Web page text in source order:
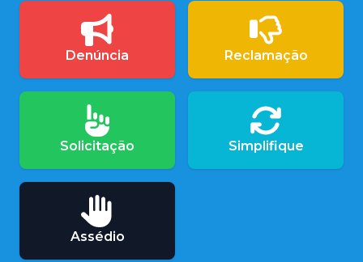
Denúncia Reclamação
Solicitação Simplifique
Assédio